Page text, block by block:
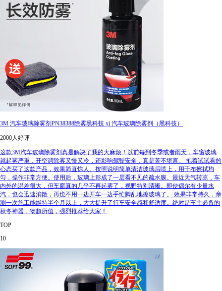
3M 汽车玻璃除雾剂PN38388除雾黑科技 xj 汽车玻璃除雾剂（黑科技）
2000人好评
这款3M汽车玻璃除雾剂真是解决了我的大麻烦！以前每到冬季或者雨天，车窗玻璃
就起雾严重，开空调除雾又慢又冷，还影响驾驶安全，真是苦不堪言。 抱着试试看的
心态买了这款产品，效果简直惊人。按照说明简单清洁玻璃后喷上，用干布擦拭均
匀，操作非常方便。使用后，玻璃上形成了一层看不见的疏水膜。最近天气转凉，车
内外的温差很大，但车窗真的几乎不再起雾了，视野特别清晰。即使偶尔有少量水
汽，也会迅速消散，再也不用一边开车一边手忙脚乱地擦玻璃了。 效果非常持久，亲
测一次施工能维持半个月以上，大大提升了行车安全感和舒适度。绝对是车主必备的
秋冬神器，物超所值，强烈推荐给大家！
TOP
10